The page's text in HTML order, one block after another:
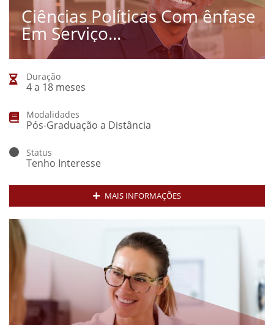
Ciências Políticas Com ênfase
Em Serviço...
Duração
4 a 18 meses
Modalidades
Pós-Graduação a Distância
Status
Tenho Interesse
MAIS INFORMAÇÕES